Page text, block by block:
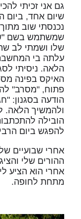
גם אני זכיתי
שיום אחד, ביום
נכנסתי שוב
שמשתמש בשם
שלו ושמתי לב
עלתה בי
הלאה. ניסיתי
האיקס בפינה
פתוח, "מסרב"
הודעה בסגנון:
ולהמשיך הלאה.
להפגש ביום
אחרי שבועיים
ההורים שלי
אחרי הוא הציע לי
מתחת לחופה.